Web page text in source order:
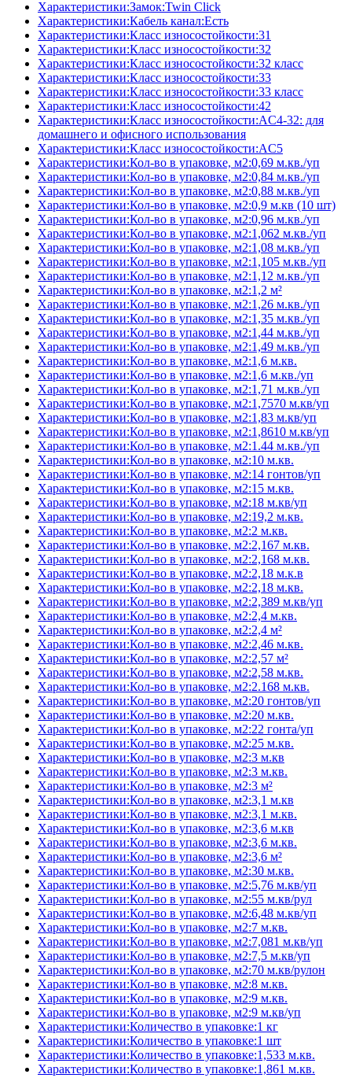
Характеристики:Замок:Twin Click
Характеристики:Кабель канал:Есть
Характеристики:Класс износостойкости:31
Характеристики:Класс износостойкости:32
Характеристики:Класс износостойкости:32 класс
Характеристики:Класс износостойкости:33
Характеристики:Класс износостойкости:33 класс
Характеристики:Класс износостойкости:42
Характеристики:Класс износостойкости:AC4-32: для
домашнего и офисного использования
Характеристики:Класс износостойкости:AC5
Характеристики:Кол-во в упаковке, м2:0,69 м.кв./уп
Характеристики:Кол-во в упаковке, м2:0,84 м.кв./уп
Характеристики:Кол-во в упаковке, м2:0,88 м.кв./уп
Характеристики:Кол-во в упаковке, м2:0,9 м.кв (10 шт)
Характеристики:Кол-во в упаковке, м2:0,96 м.кв./уп
Характеристики:Кол-во в упаковке, м2:1,062 м.кв./уп
Характеристики:Кол-во в упаковке, м2:1,08 м.кв./уп
Характеристики:Кол-во в упаковке, м2:1,105 м.кв./уп
Характеристики:Кол-во в упаковке, м2:1,12 м.кв./уп
Характеристики:Кол-во в упаковке, м2:1,2 м²
Характеристики:Кол-во в упаковке, м2:1,26 м.кв./уп
Характеристики:Кол-во в упаковке, м2:1,35 м.кв./уп
Характеристики:Кол-во в упаковке, м2:1,44 м.кв./уп
Характеристики:Кол-во в упаковке, м2:1,49 м.кв./уп
Характеристики:Кол-во в упаковке, м2:1,6 м.кв.
Характеристики:Кол-во в упаковке, м2:1,6 м.кв./уп
Характеристики:Кол-во в упаковке, м2:1,71 м.кв./уп
Характеристики:Кол-во в упаковке, м2:1,7570 м.кв/уп
Характеристики:Кол-во в упаковке, м2:1,83 м.кв/уп
Характеристики:Кол-во в упаковке, м2:1,8610 м.кв/уп
Характеристики:Кол-во в упаковке, м2:1.44 м.кв./уп
Характеристики:Кол-во в упаковке, м2:10 м.кв.
Характеристики:Кол-во в упаковке, м2:14 гонтов/уп
Характеристики:Кол-во в упаковке, м2:15 м.кв.
Характеристики:Кол-во в упаковке, м2:18 м.кв/уп
Характеристики:Кол-во в упаковке, м2:19,2 м.кв.
Характеристики:Кол-во в упаковке, м2:2 м.кв.
Характеристики:Кол-во в упаковке, м2:2,167 м.кв.
Характеристики:Кол-во в упаковке, м2:2,168 м.кв.
Характеристики:Кол-во в упаковке, м2:2,18 м.к.в
Характеристики:Кол-во в упаковке, м2:2,18 м.кв.
Характеристики:Кол-во в упаковке, м2:2,389 м.кв/уп
Характеристики:Кол-во в упаковке, м2:2,4 м.кв.
Характеристики:Кол-во в упаковке, м2:2,4 м²
Характеристики:Кол-во в упаковке, м2:2,46 м.кв.
Характеристики:Кол-во в упаковке, м2:2,57 м²
Характеристики:Кол-во в упаковке, м2:2,58 м.кв.
Характеристики:Кол-во в упаковке, м2:2.168 м.кв.
Характеристики:Кол-во в упаковке, м2:20 гонтов/уп
Характеристики:Кол-во в упаковке, м2:20 м.кв.
Характеристики:Кол-во в упаковке, м2:22 гонта/уп
Характеристики:Кол-во в упаковке, м2:25 м.кв.
Характеристики:Кол-во в упаковке, м2:3 м.кв
Характеристики:Кол-во в упаковке, м2:3 м.кв.
Характеристики:Кол-во в упаковке, м2:3 м²
Характеристики:Кол-во в упаковке, м2:3,1 м.кв
Характеристики:Кол-во в упаковке, м2:3,1 м.кв.
Характеристики:Кол-во в упаковке, м2:3,6 м.кв
Характеристики:Кол-во в упаковке, м2:3,6 м.кв.
Характеристики:Кол-во в упаковке, м2:3,6 м²
Характеристики:Кол-во в упаковке, м2:30 м.кв.
Характеристики:Кол-во в упаковке, м2:5,76 м.кв/уп
Характеристики:Кол-во в упаковке, м2:55 м.кв/рул
Характеристики:Кол-во в упаковке, м2:6,48 м.кв/уп
Характеристики:Кол-во в упаковке, м2:7 м.кв.
Характеристики:Кол-во в упаковке, м2:7,081 м.кв/уп
Характеристики:Кол-во в упаковке, м2:7,5 м.кв/уп
Характеристики:Кол-во в упаковке, м2:70 м.кв/рулон
Характеристики:Кол-во в упаковке, м2:8 м.кв.
Характеристики:Кол-во в упаковке, м2:9 м.кв.
Характеристики:Кол-во в упаковке, м2:9 м.кв/уп
Характеристики:Количество в упаковке:1 кг
Характеристики:Количество в упаковке:1 шт
Характеристики:Количество в упаковке:1,533 м.кв.
Характеристики:Количество в упаковке:1,861 м.кв.